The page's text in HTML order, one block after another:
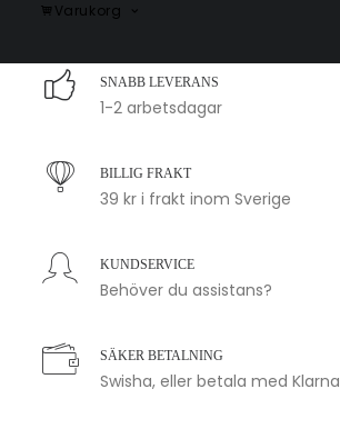
Varukorg
SNABB LEVERANS
1-2 arbetsdagar
BILLIG FRAKT
39 kr i frakt inom Sverige
KUNDSERVICE
Behöver du assistans?
SÄKER BETALNING
Swisha, eller betala med Klarna